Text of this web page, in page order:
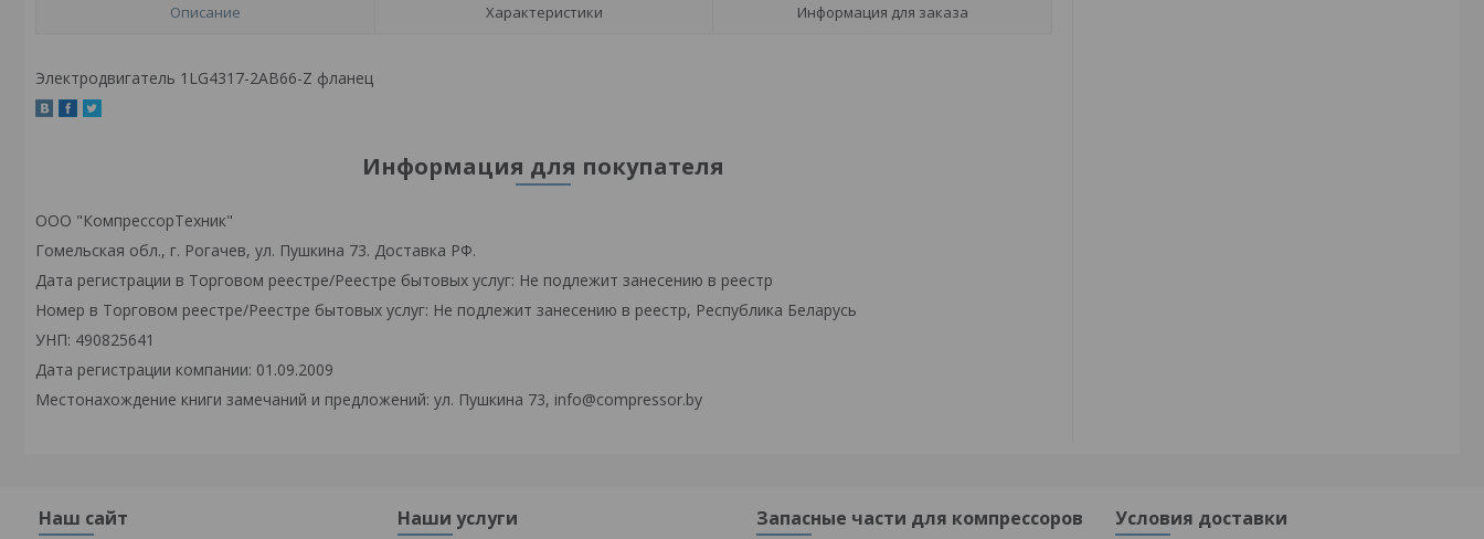
Описание Характеристики Информация для заказа
Электродвигатель 1LG4317-2AB66-Z фланец
Информация для покупателя
ООО "КомпрессорТехник"
Гомельская обл., г. Рогачев, ул. Пушкина 73. Доставка РФ.
Дата регистрации в Торговом реестре/Реестре бытовых услуг: Не подлежит занесению в реестр
Номер в Торговом реестре/Реестре бытовых услуг: Не подлежит занесению в реестр, Республика Беларусь
УНП: 490825641
Дата регистрации компании: 01.09.2009
Местонахождение книги замечаний и предложений: ул. Пушкина 73, info@compressor.by
Наш сайт Наши услуги Запасные части для компрессоров Условия доставки